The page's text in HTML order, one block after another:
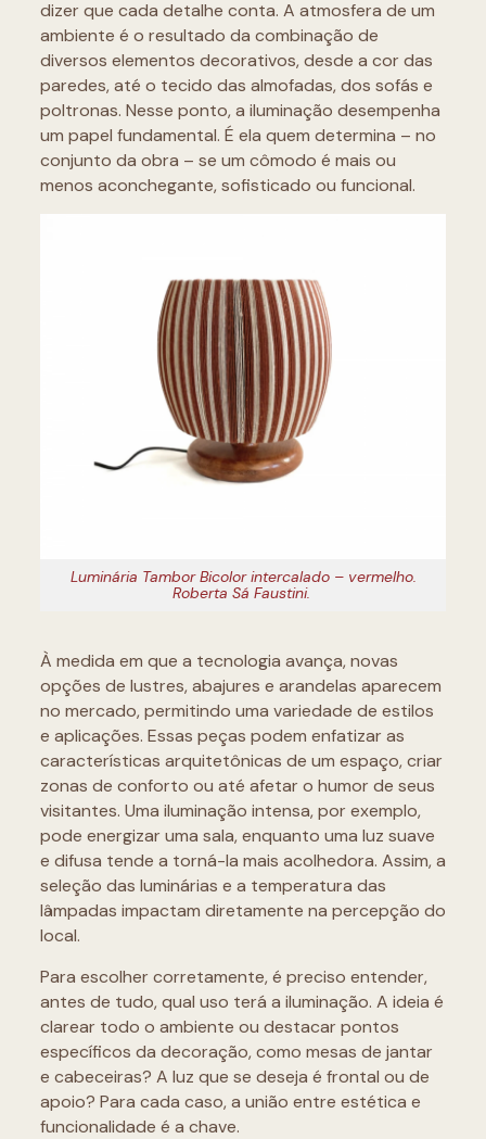
dizer que cada detalhe conta. A atmosfera de um
ambiente é o resultado da combinação de
diversos elementos decorativos, desde a cor das
paredes, até o tecido das almofadas, dos sofás e
poltronas. Nesse ponto, a iluminação desempenha
um papel fundamental. É ela quem determina – no
conjunto da obra – se um cômodo é mais ou
menos aconchegante, sofisticado ou funcional.
Luminária Tambor Bicolor intercalado – vermelho.
Roberta Sá Faustini.
À medida em que a tecnologia avança, novas
opções de lustres, abajures e arandelas aparecem
no mercado, permitindo uma variedade de estilos
e aplicações. Essas peças podem enfatizar as
características arquitetônicas de um espaço, criar
zonas de conforto ou até afetar o humor de seus
visitantes. Uma iluminação intensa, por exemplo,
pode energizar uma sala, enquanto uma luz suave
e difusa tende a torná-la mais acolhedora. Assim, a
seleção das luminárias e a temperatura das
lâmpadas impactam diretamente na percepção do
local.
Para escolher corretamente, é preciso entender,
antes de tudo, qual uso terá a iluminação. A ideia é
clarear todo o ambiente ou destacar pontos
específicos da decoração, como mesas de jantar
e cabeceiras? A luz que se deseja é frontal ou de
apoio? Para cada caso, a união entre estética e
funcionalidade é a chave.